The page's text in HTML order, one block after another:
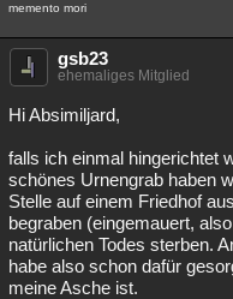
memento mori
gsb23
ehemaliges Mitglied
Hi Absimiljard,
falls ich einmal hingerichtet
schönes Urnengrab haben
Stelle auf einem Friedhof
begraben (eingemauert,
natürlichen Todes sterben.
habe also schon dafür
meine Asche ist.